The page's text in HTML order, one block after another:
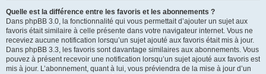
Quelle est la différence entre les favoris et les abonnements ?
Dans phpBB 3.0, la fonctionnalité qui vous permettait d’ajouter un sujet aux
favoris était similaire à celle présente dans votre navigateur internet. Vous ne
receviez aucune notification lorsqu’un sujet ajouté aux favoris était mis à jour.
Dans phpBB 3.3, les favoris sont davantage similaires aux abonnements. Vous
pouvez à présent recevoir une notification lorsqu’un sujet ajouté aux favoris est
mis à jour. L’abonnement, quant à lui, vous préviendra de la mise à jour d’un